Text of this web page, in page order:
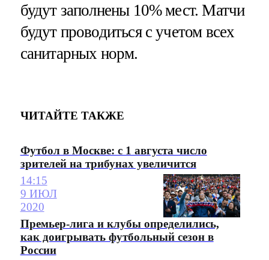
будут заполнены 10% мест. Матчи
будут проводиться с учетом всех
санитарных норм.
ЧИТАЙТЕ ТАКЖЕ
Футбол в Москве: с 1 августа число
зрителей на трибунах увеличится
14:15
9 ИЮЛ
2020
Премьер-лига и клубы определились,
как доигрывать футбольный сезон в
России